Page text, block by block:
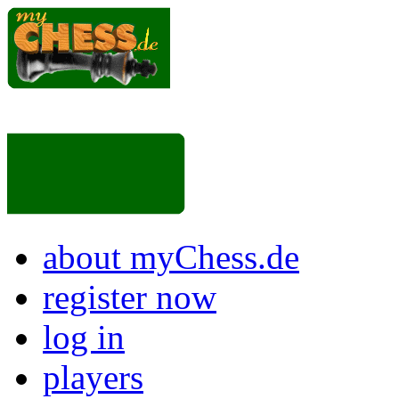
about myChess.de
register now
log in
players